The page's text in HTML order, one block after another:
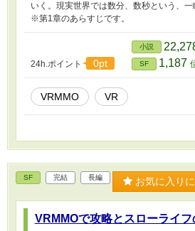
いく。現実世界では数分、数秒という、一
※第1章のあらすじです。
24h.ポイント 0pt
小説
SF 1,187
VRMMO VR
SF 完結 長編 お気に入り
VRMMOで攻略とスローライ